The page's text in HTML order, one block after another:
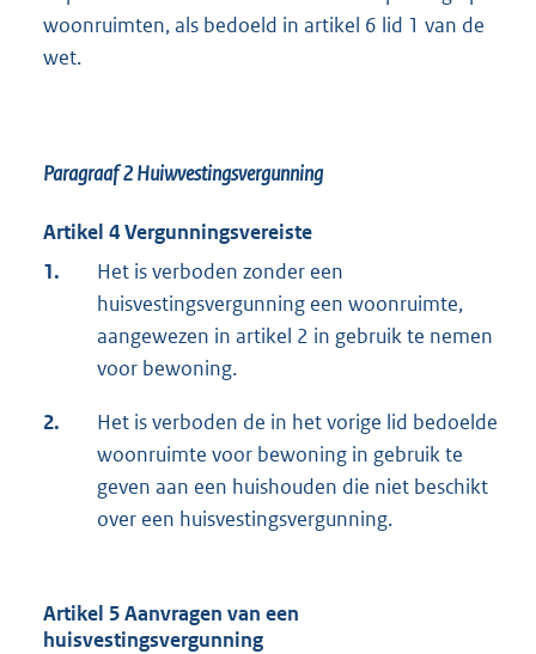
woonruimten, als bedoeld in artikel 6 lid 1 van de
wet.
Paragraaf 2Huiwvestingsvergunning
Artikel 4 Vergunningsvereiste
1.
Het is verboden zonder een
huisvestingsvergunning een woonruimte,
aangewezen in artikel 2 in gebruik te nemen
voor bewoning.
2.
Het is verboden de in het vorige lid bedoelde
woonruimte voor bewoning in gebruik te
geven aan een huishouden die niet beschikt
over een huisvestingsvergunning.
Artikel 5 Aanvragen van een
huisvestingsvergunning